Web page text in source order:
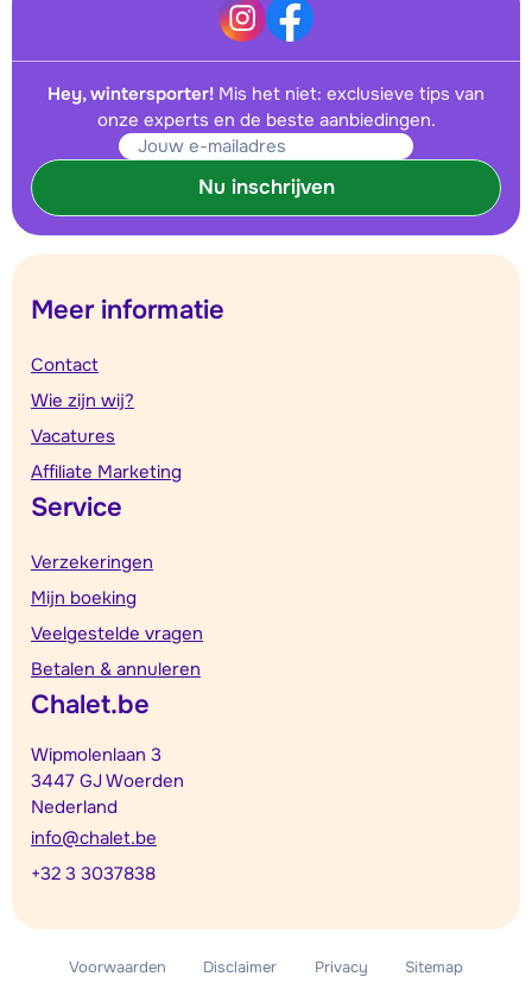
Hey, wintersporter! Mis het niet: exclusieve tips van
onze experts en de beste aanbiedingen.
Nu inschrijven
Meer informatie
Contact
Wie zijn wij?
Vacatures
Affiliate Marketing
Service
Verzekeringen
Mijn boeking
Veelgestelde vragen
Betalen & annuleren
Chalet.be
Wipmolenlaan 3
3447 GJ Woerden
Nederland
info@chalet.be
+32 3 3037838
Voorwaarden Disclaimer Privacy Sitemap